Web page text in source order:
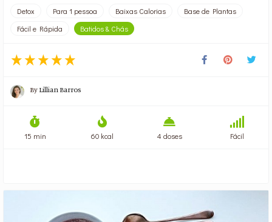
Detox Para 1 pessoa Baixas Calorias
Base de Plantas
Fácil e Rápida
Batidos & Chás
ByLillian Barros
15 min 60 kcal 4 doses Fácil